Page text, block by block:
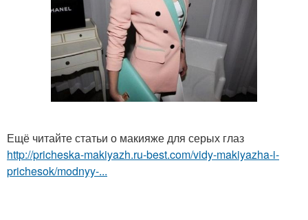
Ещё читайте статьи о макияже для серых глаз
http://pricheska-makiyazh.ru-best.com/vidy-makiyazha-i-
prichesok/modnyy-...